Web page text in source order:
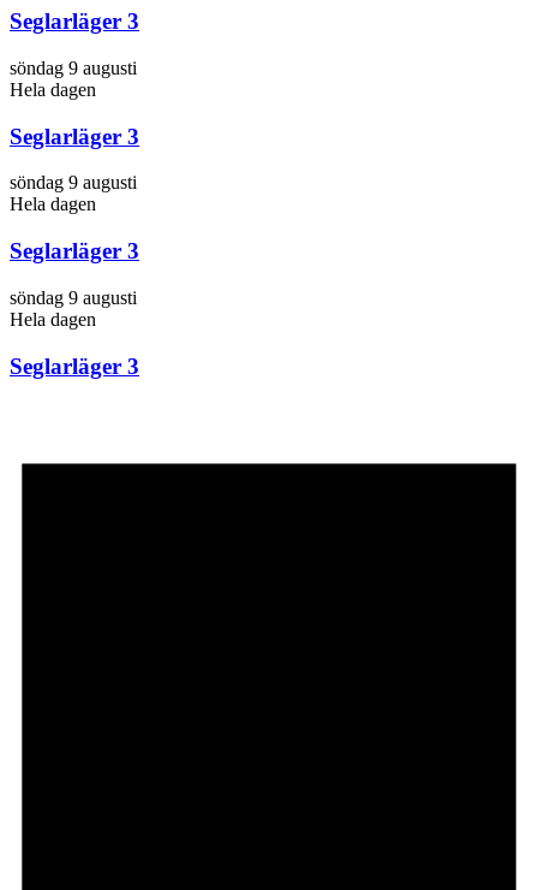
Seglarläger 3
söndag 9 augusti
Hela dagen
Seglarläger 3
söndag 9 augusti
Hela dagen
Seglarläger 3
söndag 9 augusti
Hela dagen
Seglarläger 3